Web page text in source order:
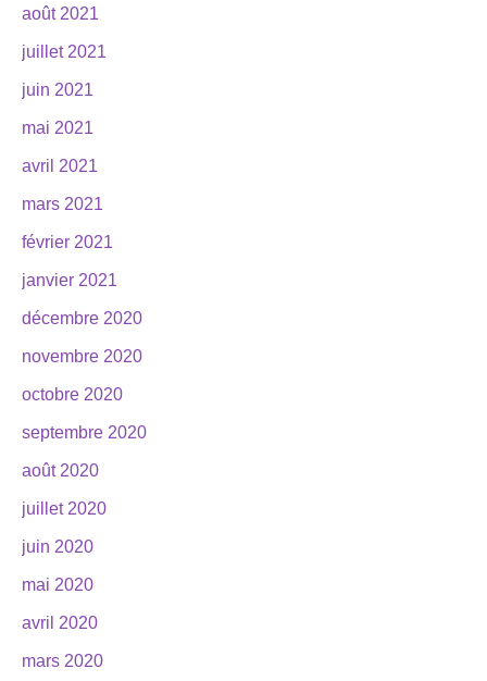
août 2021
juillet 2021
juin 2021
mai 2021
avril 2021
mars 2021
février 2021
janvier 2021
décembre 2020
novembre 2020
octobre 2020
septembre 2020
août 2020
juillet 2020
juin 2020
mai 2020
avril 2020
mars 2020